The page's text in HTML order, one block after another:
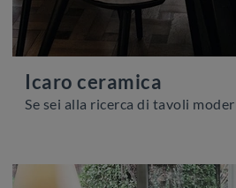
Icaro ceramica